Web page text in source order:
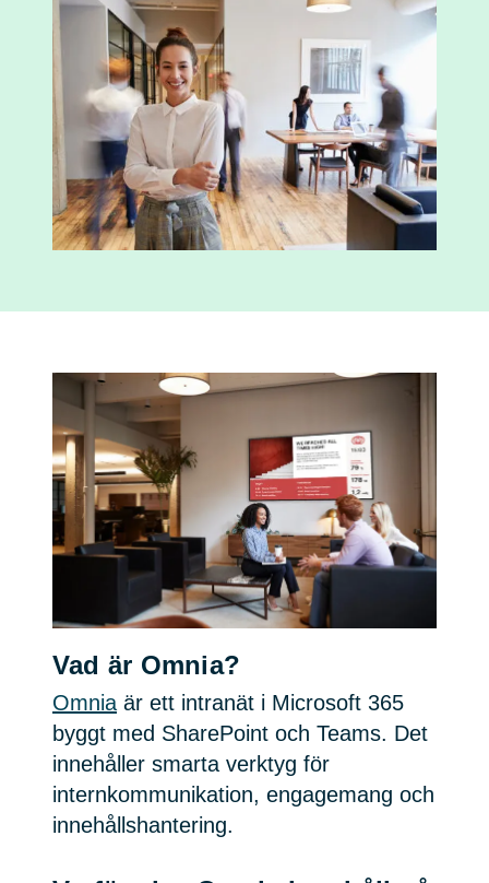
Vad är Omnia?
Omnia är ett intranät i Microsoft 365
byggt med SharePoint och Teams. Det
innehåller smarta verktyg för
internkommunikation, engagemang och
innehållshantering.